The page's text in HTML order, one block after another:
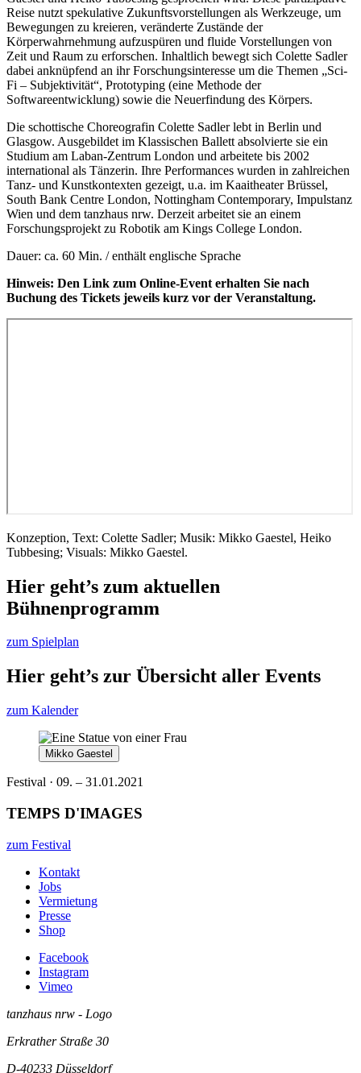
Reise nutzt spekulative Zukunftsvorstellungen als Werkzeuge, um
Bewegungen zu kreieren, veränderte Zustände der
Körperwahrnehmung aufzuspüren und fluide Vorstellungen von
Zeit und Raum zu erforschen. Inhaltlich bewegt sich Colette Sadler
dabei anknüpfend an ihr Forschungsinteresse um die Themen „Sci-
Fi – Subjektivität“, Prototyping (eine Methode der
Softwareentwicklung) sowie die Neuerfindung des Körpers.
Die schottische Choreografin Colette Sadler lebt in Berlin und
Glasgow. Ausgebildet im Klassischen Ballett absolvierte sie ein
Studium am Laban-Zentrum London und arbeitete bis 2002
international als Tänzerin. Ihre Performances wurden in zahlreichen
Tanz- und Kunstkontexten gezeigt, u.a. im Kaaitheater Brüssel,
South Bank Centre London, Nottingham Contemporary, Impulstanz
Wien und dem tanzhaus nrw. Derzeit arbeitet sie an einem
Forschungsprojekt zu Robotik am Kings College London.
Dauer: ca. 60 Min. / enthält englische Sprache
Hinweis: Den Link zum Online-Event erhalten Sie nach
Buchung des Tickets jeweils kurz vor der Veranstaltung.
Konzeption, Text: Colette Sadler; Musik: Mikko Gaestel, Heiko
Tubbesing; Visuals: Mikko Gaestel.
Hier geht’s zum aktuellen
Bühnenprogramm
zum Spielplan
Hier geht’s zur Übersicht aller Events
zum Kalender
Mikko Gaestel
Festival · 09. – 31.01.2021
TEMPS D'IMAGES
zum Festival
Kontakt
Jobs
Vermietung
Presse
Shop
Facebook
Instagram
Vimeo
tanzhaus nrw - Logo
Erkrather Straße 30
D-40233 Düsseldorf